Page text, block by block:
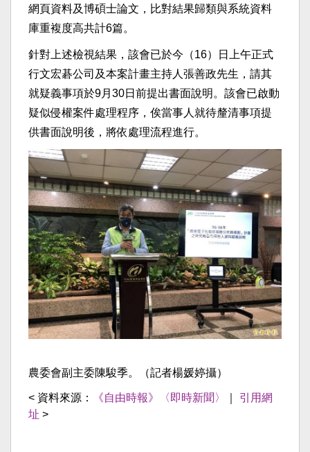
網頁資料及博碩士論文，比對結果歸類與系統資料
庫重複度高共計6篇。
針對上述檢視結果，該會已於今（16）日上午正式
行文宏碁公司及本案計畫主持人張善政先生，請其
就疑義事項於9月30日前提出書面說明。該會已啟動
疑似侵權案件處理程序，俟當事人就待釐清事項提
供書面說明後，將依處理流程進行。
農委會副主委陳駿季。（記者楊媛婷攝）
< 資料來源： 《自由時報》〈即時新聞〉
引用網
址 >